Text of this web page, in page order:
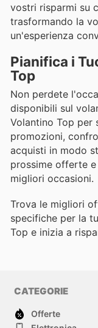
vostri risparmi su
trasformando la
un'esperienza
Pianifica i
Top
Non perdete
disponibili sul
Volantino Top per
promozioni,
acquisti in modo
prossime offerte
migliori occasioni.
Trova le migliori
specifiche per la
Top e inizia a
CATEGORIE
Offerte